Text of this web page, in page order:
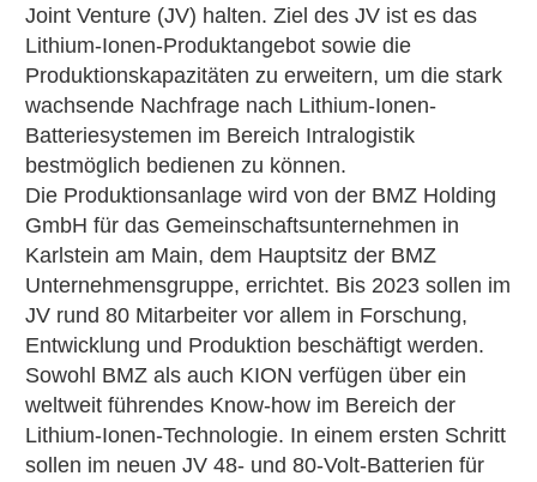
Joint Venture (JV) halten. Ziel des JV ist es das
Lithium-Ionen-Produktangebot sowie die
Produktionskapazitäten zu erweitern, um die stark
wachsende Nachfrage nach Lithium-Ionen-
Batteriesystemen im Bereich Intralogistik
bestmöglich bedienen zu können.
Die Produktionsanlage wird von der BMZ Holding
GmbH für das Gemeinschaftsunternehmen in
Karlstein am Main, dem Hauptsitz der BMZ
Unternehmensgruppe, errichtet. Bis 2023 sollen im
JV rund 80 Mitarbeiter vor allem in Forschung,
Entwicklung und Produktion beschäftigt werden.
Sowohl BMZ als auch KION verfügen über ein
weltweit führendes Know-how im Bereich der
Lithium-Ionen-Technologie. In einem ersten Schritt
sollen im neuen JV 48- und 80-Volt-Batterien für